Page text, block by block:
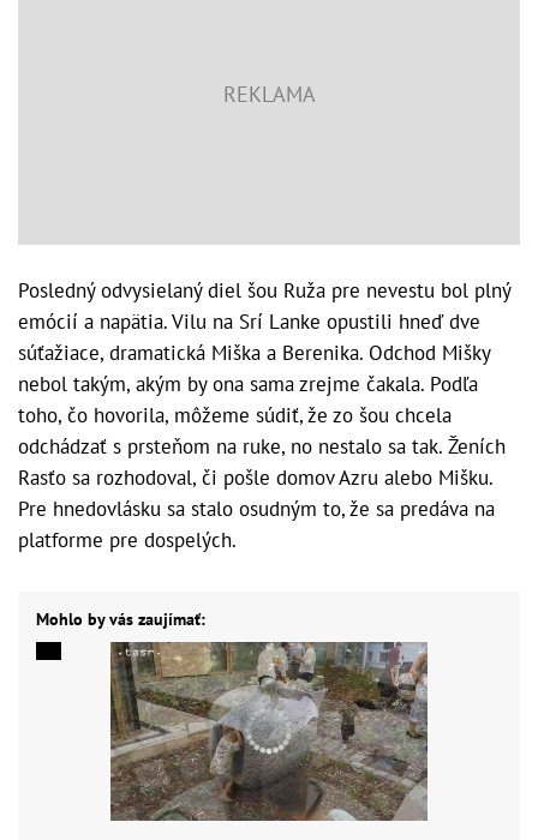
Posledný odvysielaný diel šou Ruža pre nevestu bol plný
emócií a napätia. Vilu na Srí Lanke opustili hneď dve
súťažiace, dramatická Miška a Berenika. Odchod Mišky
nebol takým, akým by ona sama zrejme čakala. Podľa
toho, čo hovorila, môžeme súdiť, že zo šou chcela
odchádzať s prsteňom na ruke, no nestalo sa tak. Ženích
Rasťo sa rozhodoval, či pošle domov Azru alebo Mišku.
Pre hnedovlásku sa stalo osudným to, že sa predáva na
platforme pre dospelých.
Mohlo by vás zaujímať: